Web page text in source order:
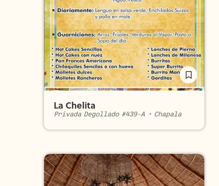
La Chelita
Privada Degollado #439-A • Chapala